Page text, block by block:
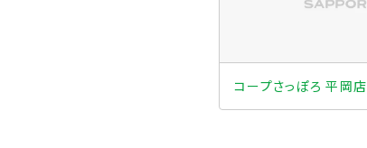
コープさっぽろ 平岡店